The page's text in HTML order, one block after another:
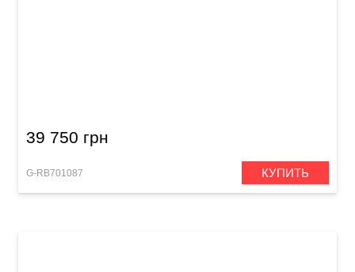
39 750 грн
G-RB701087 КУПИТЬ